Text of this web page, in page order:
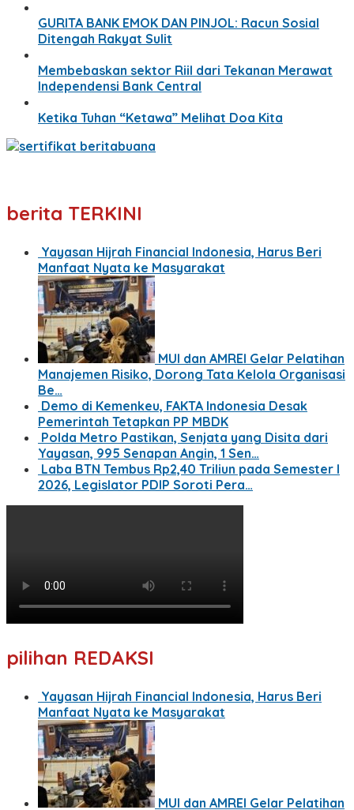
GURITA BANK EMOK DAN PINJOL: Racun Sosial
Ditengah Rakyat Sulit
Membebaskan sektor Riil dari Tekanan Merawat
Independensi Bank Central
Ketika Tuhan “Ketawa” Melihat Doa Kita
berita TERKINI
Yayasan Hijrah Financial Indonesia, Harus Beri
Manfaat Nyata ke Masyarakat
MUI dan AMREI Gelar Pelatihan
Manajemen Risiko, Dorong Tata Kelola Organisasi
Be…
Demo di Kemenkeu, FAKTA Indonesia Desak
Pemerintah Tetapkan PP MBDK
Polda Metro Pastikan, Senjata yang Disita dari
Yayasan, 995 Senapan Angin, 1 Sen…
Laba BTN Tembus Rp2,40 Triliun pada Semester I
2026, Legislator PDIP Soroti Pera…
pilihan REDAKSI
Yayasan Hijrah Financial Indonesia, Harus Beri
Manfaat Nyata ke Masyarakat
MUI dan AMREI Gelar Pelatihan